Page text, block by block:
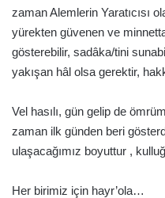
zaman Alemlerin Yaratıcısı
yürekten güvenen ve
gösterebilir, sadâka/tini
yakışan hâl olsa gerektir,
Vel hasılı, gün gelip de
zaman ilk günden beri
ulaşacağımız boyuttur ,
Her birimiz için hayr’ola…